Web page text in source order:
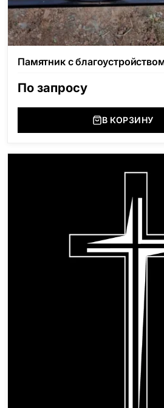
Памятник с
По запросу
В КОРЗИНУ